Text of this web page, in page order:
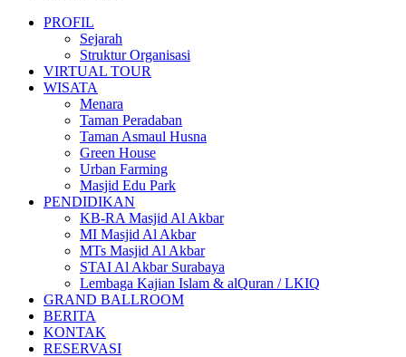
PROFIL
Sejarah
Struktur Organisasi
VIRTUAL TOUR
WISATA
Menara
Taman Peradaban
Taman Asmaul Husna
Green House
Urban Farming
Masjid Edu Park
PENDIDIKAN
KB-RA Masjid Al Akbar
MI Masjid Al Akbar
MTs Masjid Al Akbar
STAI Al Akbar Surabaya
Lembaga Kajian Islam & alQuran / LKIQ
GRAND BALLROOM
BERITA
KONTAK
RESERVASI